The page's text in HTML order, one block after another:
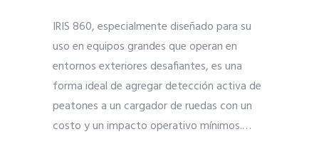
IRIS 860, especialmente diseñado para su
uso en equipos grandes que operan en
entornos exteriores desafiantes, es una
forma ideal de agregar detección activa de
peatones a un cargador de ruedas con un
costo y un impacto operativo mínimos.…